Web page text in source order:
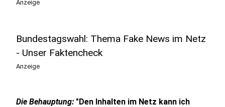
Anzeige
Bundestagswahl: Thema Fake News im Netz
- Unser Faktencheck
Anzeige
Die Behauptung: "Den Inhalten im Netz kann ich